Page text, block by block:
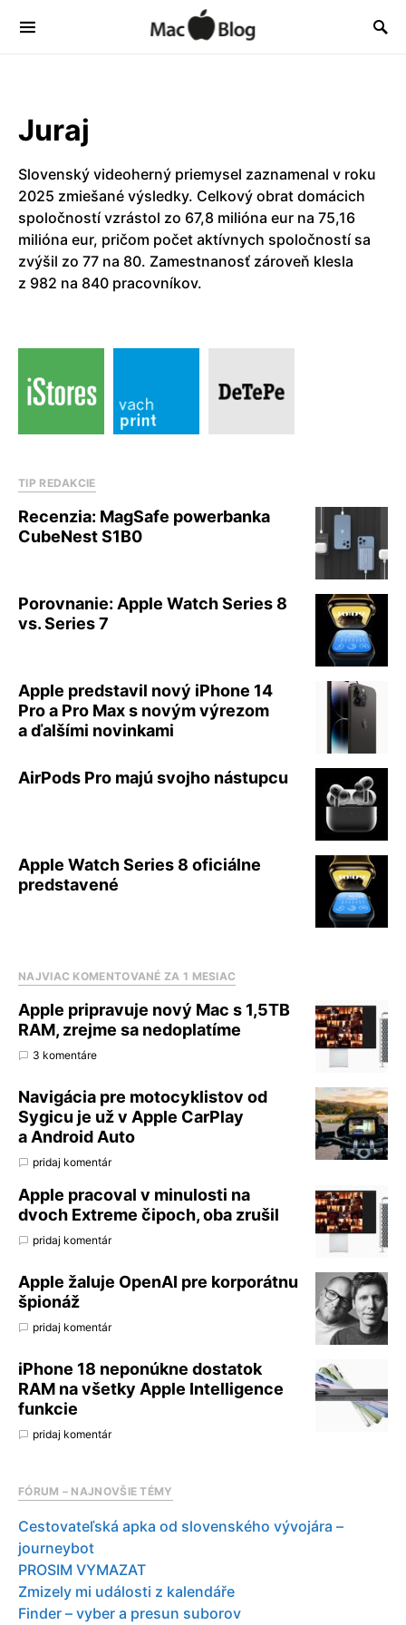
Juraj
Slovenský videoherný priemysel zaznamenal v roku
2025 zmiešané výsledky. Celkový obrat domácich
spoločností vzrástol zo 67,8 milióna eur na 75,16
milióna eur, pričom počet aktívnych spoločností sa
zvýšil zo 77 na 80. Zamestnanosť zároveň klesla
z 982 na 840 pracovníkov.
TIP REDAKCIE
Recenzia: MagSafe powerbanka
CubeNest S1B0
Porovnanie: Apple Watch Series 8
vs. Series 7
Apple predstavil nový iPhone 14
Pro a Pro Max s novým výrezom
a ďalšími novinkami
AirPods Pro majú svojho nástupcu
Apple Watch Series 8 oficiálne
predstavené
NAJVIAC KOMENTOVANÉ ZA 1 MESIAC
Apple pripravuje nový Mac s 1,5TB
RAM, zrejme sa nedoplatíme
3 komentáre
Navigácia pre motocyklistov od
Sygicu je už v Apple CarPlay
a Android Auto
pridaj komentár
Apple pracoval v minulosti na
dvoch Extreme čipoch, oba zrušil
pridaj komentár
Apple žaluje OpenAI pre korporátnu
špionáž
pridaj komentár
iPhone 18 neponúkne dostatok
RAM na všetky Apple Intelligence
funkcie
pridaj komentár
FÓRUM – NAJNOVŠIE TÉMY
Cestovateľská apka od slovenského vývojára –
journeybot
PROSIM VYMAZAT
Zmizely mi události z kalendáře
Finder – vyber a presun suborov